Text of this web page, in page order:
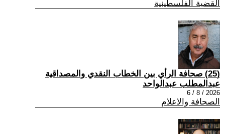
القضية الفلسطينية
(25) صحافة الرأي بين الخطاب النقدي والمصداقية
عبدالمطلب عبدالواحد
2026 / 8 / 6
الصحافة والاعلام